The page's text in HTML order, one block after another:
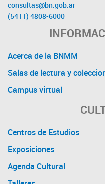
consultas@bn.gob.ar
(5411) 4808-6000
Acerca de la BNMM
Salas de lectura y
Campus virtual
Centros de Estudios
Exposiciones
Agenda Cultural